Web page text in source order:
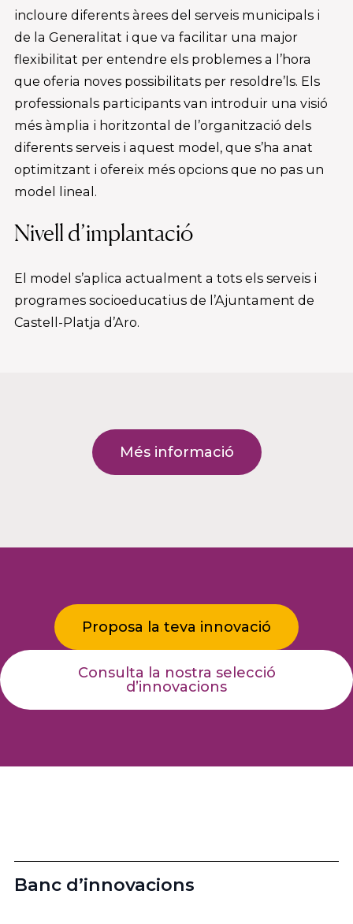
incloure diferents àrees del serveis municipals i
de la Generalitat i que va facilitar una major
flexibilitat per entendre els problemes a l’hora
que oferia noves possibilitats per resoldre’ls. Els
professionals participants van introduir una visió
més àmplia i horitzontal de l’organització dels
diferents serveis i aquest model, que s’ha anat
optimitzant i ofereix més opcions que no pas un
model lineal.
Nivell d’implantació
El model s’aplica actualment a tots els serveis i
programes socioeducatius de l’Ajuntament de
Castell-Platja d’Aro.
Més informació
Proposa la teva innovació
Consulta la nostra selecció
d’innovacions
Banc d’innovacions